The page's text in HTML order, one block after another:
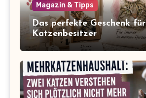
Magazin & Tipps
Das perfekte Geschenk für
Katzenbesitzer